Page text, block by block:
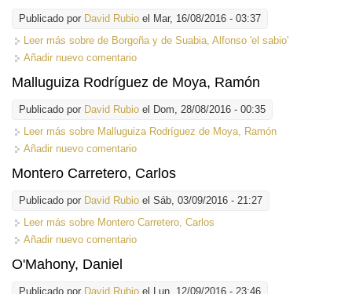
Publicado por David Rubio el Mar, 16/08/2016 - 03:37
Leer más sobre de Borgoña y de Suabia, Alfonso 'el sabio'
Añadir nuevo comentario
Malluguiza Rodríguez de Moya, Ramón
Publicado por David Rubio el Dom, 28/08/2016 - 00:35
Leer más sobre Malluguiza Rodríguez de Moya, Ramón
Añadir nuevo comentario
Montero Carretero, Carlos
Publicado por David Rubio el Sáb, 03/09/2016 - 21:27
Leer más sobre Montero Carretero, Carlos
Añadir nuevo comentario
O'Mahony, Daniel
Publicado por David Rubio el Lun, 12/09/2016 - 23:46